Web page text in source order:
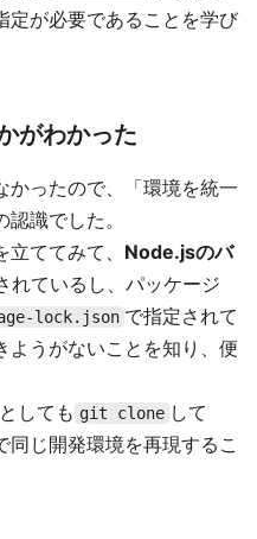
定が必要であることを学び
がわかった
かったので、「環境を統一
識でした。
ててみて、 Node.jsのバ
れているし、パッケージ
lock.json で指定されて
ようがないことを知り、便
しても git clone して
同じ開発環境を再現するこ